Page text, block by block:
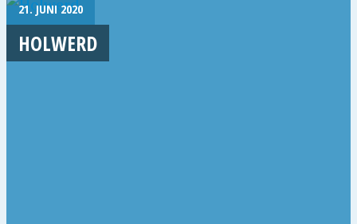
21. JUNI 2020
HOLWERD